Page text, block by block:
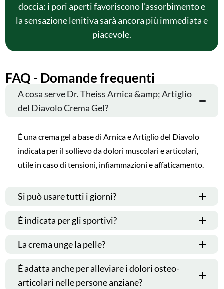
doccia: i pori aperti favoriscono l’assorbimento e
la sensazione lenitiva sarà ancora più immediata e
piacevole.
FAQ - Domande frequenti
A cosa serve Dr. Theiss Arnica &amp; Artiglio
del Diavolo Crema Gel?
È una crema gel a base di Arnica e Artiglio del Diavolo
indicata per il sollievo da dolori muscolari e articolari,
utile in caso di tensioni, infiammazioni e affaticamento.
Si può usare tutti i giorni?
È indicata per gli sportivi?
La crema unge la pelle?
È adatta anche per alleviare i dolori osteo-
articolari nelle persone anziane?